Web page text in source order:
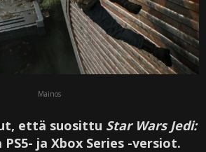
Mainos
että suosittu Star Wars Jedi:
ja Xbox Series -versiot.